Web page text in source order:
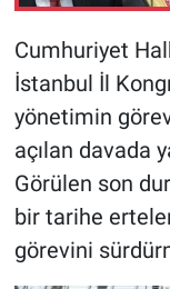
Cumhuriyet
İstanbul İl
yönetimin
açılan davada
Görülen son
bir tarihe
görevini